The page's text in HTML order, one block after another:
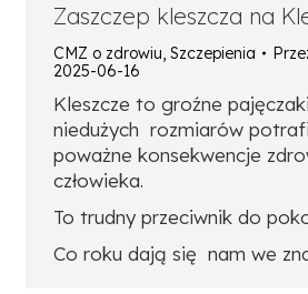
Zaszczep kleszcza na
CMZ o zdrowiu, Szczepienia
2025-06-16
Kleszcze to groźne
niedużych rozmiarów
poważne konsekwencje
człowieka.
To trudny przeciwnik do
Co roku dają się nam we